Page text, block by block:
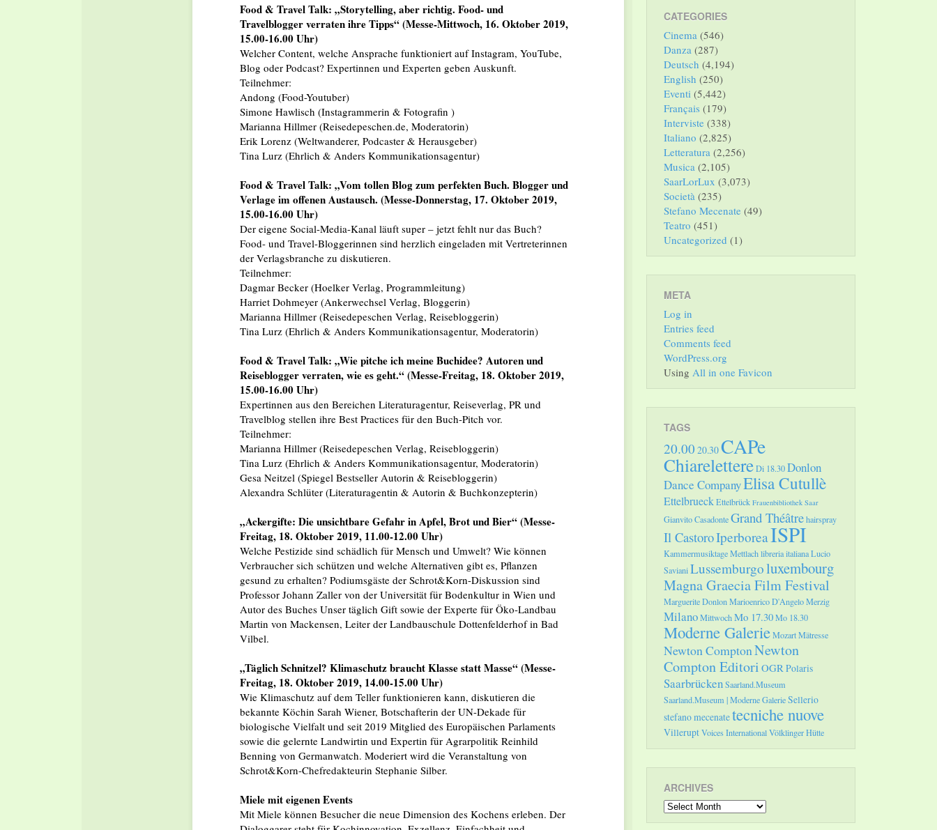
Food & Travel Talk: „Storytelling, aber richtig. Food- und
Travelblogger verraten ihre Tipps“ (Messe-Mittwoch, 16. Oktober 2019,
15.00-16.00 Uhr)
Welcher Content, welche Ansprache funktioniert auf Instagram, YouTube,
Blog oder Podcast? Expertinnen und Experten geben Auskunft.
Teilnehmer:
Andong (Food-Youtuber)
Simone Hawlisch (Instagrammerin & Fotografin )
Marianna Hillmer (Reisedepeschen.de, Moderatorin)
Erik Lorenz (Weltwanderer, Podcaster & Herausgeber)
Tina Lurz (Ehrlich & Anders Kommunikationsagentur)
Food & Travel Talk: „Vom tollen Blog zum perfekten Buch. Blogger und
Verlage im offenen Austausch. (Messe-Donnerstag, 17. Oktober 2019,
15.00-16.00 Uhr)
Der eigene Social-Media-Kanal läuft super – jetzt fehlt nur das Buch?
Food- und Travel-Bloggerinnen sind herzlich eingeladen mit Vertreterinnen
der Verlagsbranche zu diskutieren.
Teilnehmer:
Dagmar Becker (Hoelker Verlag, Programmleitung)
Harriet Dohmeyer (Ankerwechsel Verlag, Bloggerin)
Marianna Hillmer (Reisedepeschen Verlag, Reisebloggerin)
Tina Lurz (Ehrlich & Anders Kommunikationsagentur, Moderatorin)
Food & Travel Talk: „Wie pitche ich meine Buchidee? Autoren und
Reiseblogger verraten, wie es geht.“ (Messe-Freitag, 18. Oktober 2019,
15.00-16.00 Uhr)
Expertinnen aus den Bereichen Literaturagentur, Reiseverlag, PR und
Travelblog stellen ihre Best Practices für den Buch-Pitch vor.
Teilnehmer:
Marianna Hillmer (Reisedepeschen Verlag, Reisebloggerin)
Tina Lurz (Ehrlich & Anders Kommunikationsagentur, Moderatorin)
Gesa Neitzel (Spiegel Bestseller Autorin & Reisebloggerin)
Alexandra Schlüter (Literaturagentin & Autorin & Buchkonzepterin)
„Ackergifte: Die unsichtbare Gefahr in Apfel, Brot und Bier“ (Messe-
Freitag, 18. Oktober 2019, 11.00-12.00 Uhr)
Welche Pestizide sind schädlich für Mensch und Umwelt? Wie können
Verbraucher sich schützen und welche Alternativen gibt es, Pflanzen
gesund zu erhalten? Podiumsgäste der Schrot&Korn-Diskussion sind
Professor Johann Zaller von der Universität für Bodenkultur in Wien und
Autor des Buches Unser täglich Gift sowie der Experte für Öko-Landbau
Martin von Mackensen, Leiter der Landbauschule Dottenfelderhof in Bad
Vilbel.
„Täglich Schnitzel? Klimaschutz braucht Klasse statt Masse“ (Messe-
Freitag, 18. Oktober 2019, 14.00-15.00 Uhr)
Wie Klimaschutz auf dem Teller funktionieren kann, diskutieren die
bekannte Köchin Sarah Wiener, Botschafterin der UN-Dekade für
biologische Vielfalt und seit 2019 Mitglied des Europäischen Parlaments
sowie die gelernte Landwirtin und Expertin für Agrarpolitik Reinhild
Benning von Germanwatch. Moderiert wird die Veranstaltung von
Schrot&Korn-Chefredakteurin Stephanie Silber.
Miele mit eigenen Events
Mit Miele können Besucher die neue Dimension des Kochens erleben. Der
CATEGORIES
Cinema (546)
Danza (287)
Deutsch (4,194)
English (250)
Eventi (5,442)
Français (179)
Interviste (338)
Italiano (2,825)
Letteratura (2,256)
Musica (2,105)
SaarLorLux (3,073)
Società (235)
Stefano Mecenate (49)
Teatro (451)
Uncategorized (1)
META
Log in
Entries feed
Comments feed
WordPress.org
Using All in one Favicon
TAGS
20.00 20.30CAPe
ChiarelettereDi 18.30Donlon
Dance CompanyElisa Cutullè
EttelbrueckEttelbrück Frauenbibliothek Saar
Gianvito CasadonteGrand Théâtrehairspray
Il CastoroIperboreaISPI
Kammermusiktage Mettlachlibreria italianaLucio
SavianiLussemburgoluxembourg
Magna Graecia Film Festival
Marguerite DonlonMarioenrico D'AngeloMerzig
MilanoMittwochMo 17.30Mo 18.30
Moderne GalerieMozartMätresse
Newton ComptonNewton
Compton Editori OGRPolaris
SaarbrückenSaarland.Museum
Saarland.Museum | Moderne GalerieSellerio
stefano mecenatetecniche nuove
VilleruptVoices InternationalVölklinger Hütte
ARCHIVES
Archives